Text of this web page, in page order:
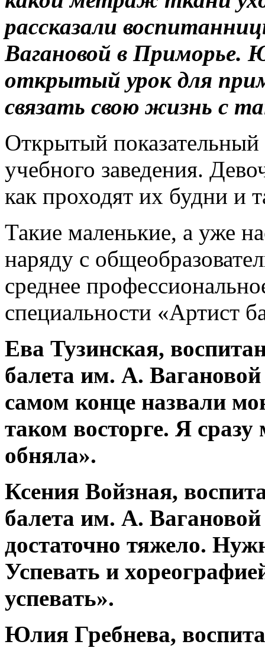
рассказали
Вагановой в Приморье.
открытый урок для
связать свою жизнь с
Открытый
учебного заведения.
как проходят их будни и
Такие маленькие, а уже
наряду с
среднее
специальности «Артист
Ева Тузинская,
балета им. А.
самом конце назвали
таком восторге. Я
обняла».
Ксения Войзная,
балета им. А.
достаточно тяжело.
Успевать и
успевать».
Юлия Гребнева,